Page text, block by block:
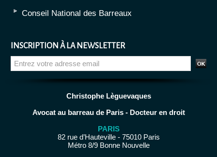
Conseil National des Barreaux
INSCRIPTION À LA NEWSLETTER
Christophe Lèguevaques
Avocat au barreau de Paris - Docteur en droit
PARIS
82 rue d’Hauteville - 75010 Paris
Métro 8/9 Bonne Nouvelle